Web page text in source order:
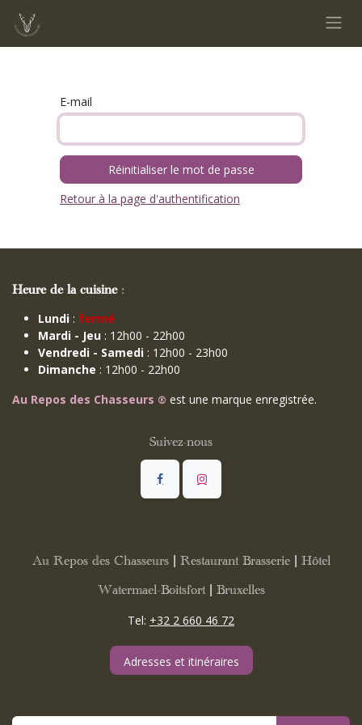
E-mail
Réinitialiser le mot de passe
Retour à la page d'authentification
Heure de la cuisine:
Lundi : fermé
Mardi - Jeu : 12h00 - 22h00
Vendredi - Samedi : 12h00 - 23h00
Dimanche : 12h00 - 22h00
Au Repos des Chasseurs ® est une marque enregistrée.
Suivez-nous
Au Repos des Chasseurs | Restaurant Brasserie | Hôtel
Watermael-Boitsfort | Bruxelles
Tel: +32 2 660 46 72
Adresses et itinéraires